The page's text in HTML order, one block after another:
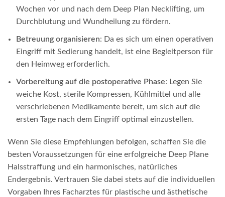
Wochen vor und nach dem Deep Plan Necklifting, um
Durchblutung und Wundheilung zu fördern.
Betreuung organisieren: Da es sich um einen operativen
Eingriff mit Sedierung handelt, ist eine Begleitperson für
den Heimweg erforderlich.
Vorbereitung auf die postoperative Phase: Legen Sie
weiche Kost, sterile Kompressen, Kühlmittel und alle
verschriebenen Medikamente bereit, um sich auf die
ersten Tage nach dem Eingriff optimal einzustellen.
Wenn Sie diese Empfehlungen befolgen, schaffen Sie die
besten Voraussetzungen für eine erfolgreiche Deep Plane
Halsstraffung und ein harmonisches, natürliches
Endergebnis. Vertrauen Sie dabei stets auf die individuellen
Vorgaben Ihres Facharztes für plastische und ästhetische